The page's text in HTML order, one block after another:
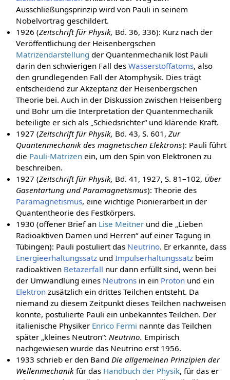
Ausschließungsprinzip wird von Pauli in seinem
Nobelvortrag geschildert.
1926 (Zeitschrift für Physik, Bd. 36, 336): Kurz nach der
Veröffentlichung der Heisenbergschen
Matrizendarstellung der Quantenmechanik löst Pauli
darin den schwierigen Fall desWasserstoffatoms, also
den grundlegenden Fall der Atomphysik. Dies trägt
entscheidend zur Akzeptanz der Heisenbergschen
Theorie bei. Auch in der Diskussion zwischen Heisenberg
und Bohr um die Interpretation der Quantenmechanik
beteiligte er sich als „Schiedsrichter“ und klärende Kraft.
1927 (Zeitschrift für Physik, Bd. 43, S. 601,Zur
Quantenmechanik des magnetischen Elektrons): Pauli führt
die Pauli-Matrizen ein, um den Spin von Elektronen zu
beschreiben.
1927 (Zeitschrift für Physik, Bd. 41, 1927, S. 81–102, Über
Gasentartung und Paramagnetismus): Theorie des
Paramagnetismus, eine wichtige Pionierarbeit in der
Quantentheorie des Festkörpers.
1930 (offener Brief an Lise Meitner und die „Lieben
Radioaktiven Damen und Herren“ auf einer Tagung in
Tübingen): Pauli postuliert das Neutrino. Er erkannte, dass
Energieerhaltungssatz undImpulserhaltungssatz beim
radioaktiven Betazerfall nur dann erfüllt sind, wenn bei
der Umwandlung eines Neutrons in ein Proton und ein
Elektron zusätzlich ein drittes Teilchen entsteht. Da
niemand zu diesem Zeitpunkt dieses Teilchen nachweisen
konnte, postulierte Pauli ein unbekanntes Teilchen. Der
italienische Physiker Enrico Fermi nannte das Teilchen
später „kleines Neutron“: Neutrino. Empirisch
nachgewiesen wurde das Neutrino erst 1956.
1933 schrieb er den Band Die allgemeinen Prinzipien der
Wellenmechanik für das Handbuch der Physik, für das er